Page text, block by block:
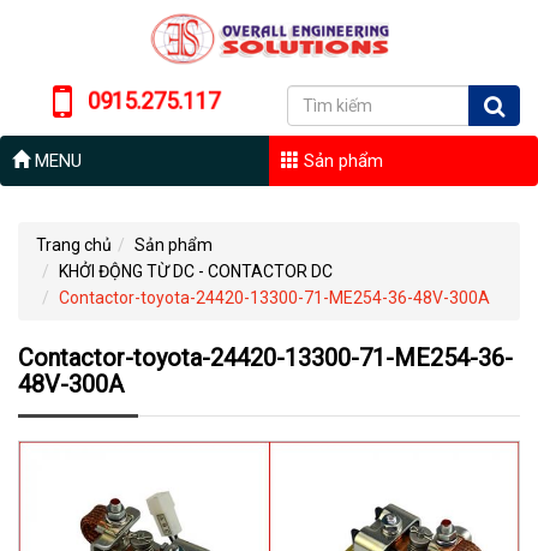
0915.275.117
MENU Sản phẩm
Trang chủ
Sản phẩm
KHỞI ĐỘNG TỪ DC - CONTACTOR DC
Contactor-toyota-24420-13300-71-ME254-36-48V-300A
Contactor-toyota-24420-13300-71-ME254-36-
48V-300A